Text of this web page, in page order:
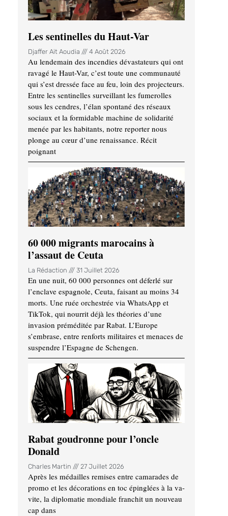
Les sentinelles du Haut-Var
Djaffer Ait Aoudia 4 Août 2026
Au lendemain des incendies dévastateurs qui ont
ravagé le Haut-Var, c’est toute une communauté
qui s’est dressée face au feu, loin des projecteurs.
Entre les sentinelles surveillant les fumerolles
sous les cendres, l’élan spontané des réseaux
sociaux et la formidable machine de solidarité
menée par les habitants, notre reporter nous
plonge au cœur d’une renaissance. Récit
poignant
60 000 migrants marocains à
l’assaut de Ceuta
La Rédaction 31 Juillet 2026
En une nuit, 60 000 personnes ont déferlé sur
l’enclave espagnole, Ceuta, faisant au moins 34
morts. Une ruée orchestrée via WhatsApp et
TikTok, qui nourrit déjà les théories d’une
invasion préméditée par Rabat. L’Europe
s’embrase, entre renforts militaires et menaces de
suspendre l’Espagne de Schengen.
Rabat goudronne pour l’oncle
Donald
Charles Martin 27 Juillet 2026
Après les médailles remises entre camarades de
promo et les décorations en toc épinglées à la va-
vite, la diplomatie mondiale franchit un nouveau
cap dans